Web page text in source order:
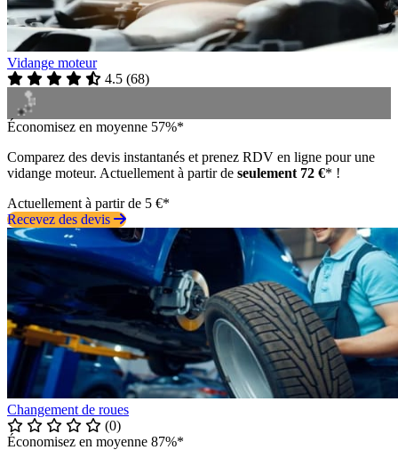
Vidange moteur
4.5 (68)
Économisez en moyenne 57%*
Comparez des devis instantanés et prenez RDV en ligne pour une
vidange moteur. Actuellement à partir de seulement 72 €* !
Actuellement à partir de 5 €*
Recevez des devis
Changement de roues
(0)
Économisez en moyenne 87%*